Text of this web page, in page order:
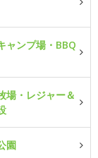
ャンプ場・BBQ
場・レジャー＆
園